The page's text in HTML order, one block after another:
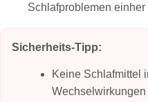
Schlafproblemen
Sicherheits‑Tipp:
Keine Schlafmittel
Wechselwirkungen